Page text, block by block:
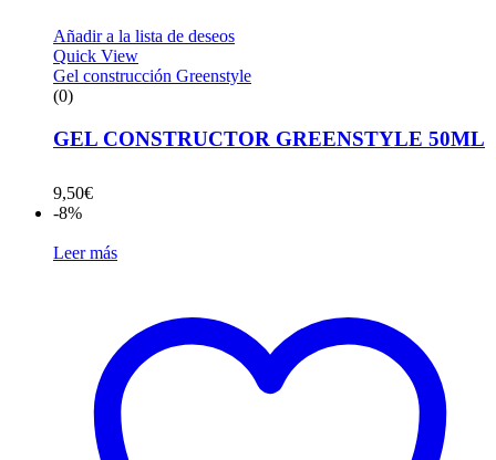
Añadir a la lista de deseos
Quick View
Gel construcción Greenstyle
(0)
GEL CONSTRUCTOR GREENSTYLE 50ML
9,50€
-8%
Leer más